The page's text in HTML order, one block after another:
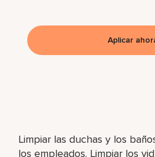
Limpiar las duchas y los
los empleados. Limpiar los
Aplicar